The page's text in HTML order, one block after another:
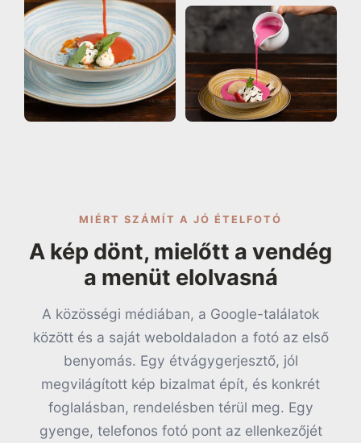
MIÉRT SZÁMÍT A JÓ ÉTELFOTÓ
A kép dönt, mielőtt a vendég
a menüt elolvasná
A közösségi médiában, a Google-találatok
között és a saját weboldaladon a fotó az első
benyomás. Egy étvágygerjesztő, jól
megvilágított kép bizalmat épít, és konkrét
foglalásban, rendelésben térül meg. Egy
gyenge, telefonos fotó pont az ellenkezőjét